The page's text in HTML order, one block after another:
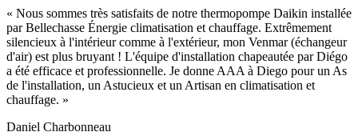
« Nous sommes très satisfaits de notre thermopompe Daikin installée
par Bellechasse Énergie climatisation et chauffage. Extrêmement
silencieux à l'intérieur comme à l'extérieur, mon Venmar (échangeur
d'air) est plus bruyant ! L'équipe d'installation chapeautée par Diégo
a été efficace et professionnelle. Je donne AAA à Diego pour un As
de l'installation, un Astucieux et un Artisan en climatisation et
chauffage. »
Daniel Charbonneau